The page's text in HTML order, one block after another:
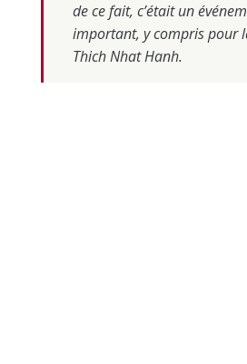
de ce fait, c’était un
important, y compris pour
Thich Nhat Hanh.